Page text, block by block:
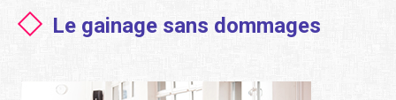
Le gainage sans dommages